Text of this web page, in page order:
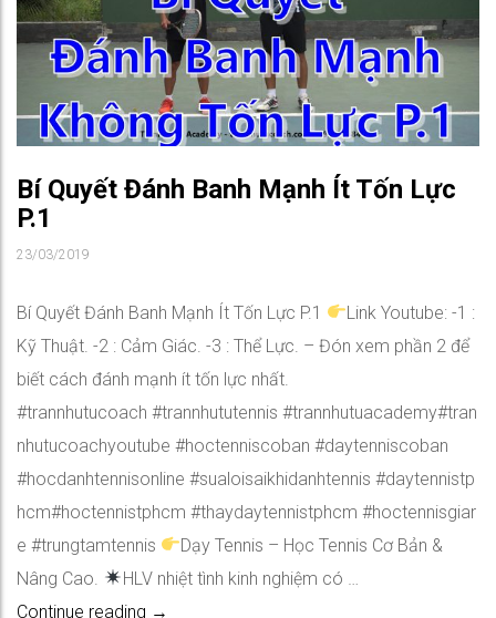
Bí Quyết Đánh Banh Mạnh Ít Tốn Lực
P.1
23/03/2019
Bí Quyết Đánh Banh Mạnh Ít Tốn Lực P.1
Link Youtube: -1 :
Kỹ Thuật. -2 : Cảm Giác. -3 : Thể Lực. – Đón xem phần 2 để
biết cách đánh mạnh ít tốn lực nhất.
#trannhutucoach #trannhututennis #trannhutuacademy#tran
nhutucoachyoutube #hoctenniscoban #daytenniscoban
#hocdanhtennisonline #sualoisaikhidanhtennis #daytennistp
hcm#hoctennistphcm #thaydaytennistphcm #hoctennisgiar
e #trungtamtennis
Dạy Tennis – Học Tennis Cơ Bản &
Nâng Cao.
HLV nhiệt tình kinh nghiệm có …
Continue reading Bí Quyết Đánh Banh Mạnh Ít Tốn Lực P.1
→